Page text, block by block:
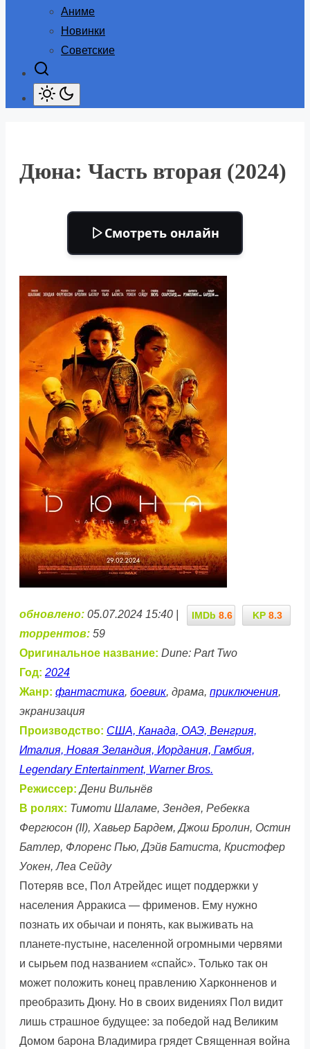
Аниме
Новинки
Советские
Дюна: Часть вторая (2024)
Смотреть онлайн
KP 8.3
IMDb 8.6
обновлено: 05.07.2024 15:40 |
торрентов: 59
Оригинальное название: Dune: Part Two
Год: 2024
Жанр: фантастика, боевик, драма, приключения,
экранизация
Производство: США, Канада, ОАЭ, Венгрия,
Италия, Новая Зеландия, Иордания, Гамбия,
Legendary Entertainment, Warner Bros.
Режиссер: Дени Вильнёв
В ролях: Тимоти Шаламе, Зендея, Ребекка
Фергюсон (II), Хавьер Бардем, Джош Бролин, Остин
Батлер, Флоренс Пью, Дэйв Батиста, Кристофер
Уокен, Леа Сейду
Потеряв все, Пол Атрейдес ищет поддержки у
населения Арракиса — фрименов. Ему нужно
познать их обычаи и понять, как выживать на
планете-пустыне, населенной огромными червями
и сырьем под названием «спайс». Только так он
может положить конец правлению Харконненов и
преобразить Дюну. Но в своих видениях Пол видит
лишь страшное будущее: за победой над Великим
Домом барона Владимира грядет Священная война